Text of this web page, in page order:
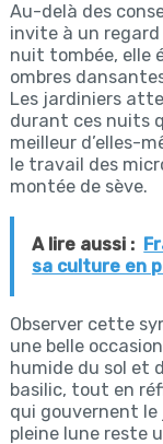
Au-delà des
invite à un
nuit tombée, elle
ombres
Les jardiniers
durant ces nuits
meilleur d’elles-
le travail des
montée de sève.
A lire aussi :
sa culture en
Observer cette
une belle
humide du sol et
basilic, tout en
qui gouvernent le
pleine lune reste